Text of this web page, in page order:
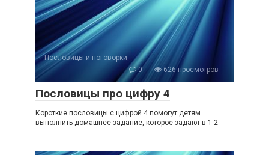
Пословицы и поговорки
0
626 просмотров
Пословицы про цифру 4
Короткие пословицы с цифрой 4 помогут детям
выполнить домашнее задание, которое задают в 1-2